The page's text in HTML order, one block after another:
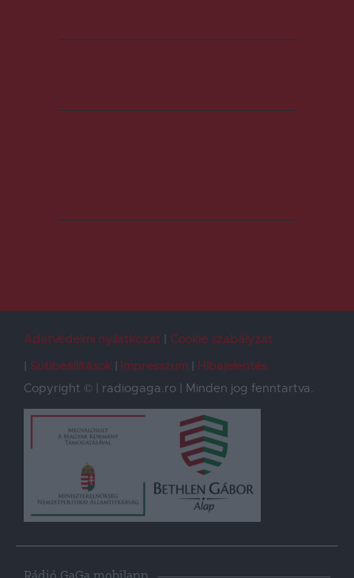
Adatvédelmi nyilatkozat
Cookie szabályzat
Sütibeállítások
Impresszum
Hibajelentés
Copyright © | radiogaga.ro | Minden jog fenntartva.